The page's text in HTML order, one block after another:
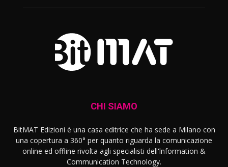
CHI SIAMO
BitMAT Edizioni è una casa editrice che ha sede a Milano con
una copertura a 360° per quanto riguarda la comunicazione
online ed offline rivolta agli specialisti dell'lnformation &
Communication Technology.